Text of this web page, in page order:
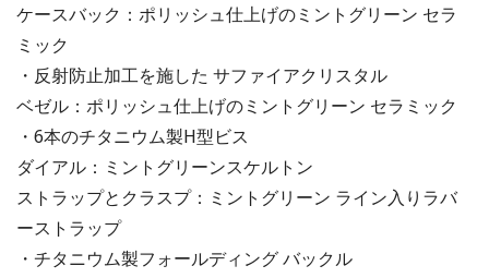
ケースバック：ポリッシュ仕上げのミントグリーン セラ
ミック
・反射防止加工を施した サファイアクリスタル
ベゼル：ポリッシュ仕上げのミントグリーン セラミック
・6本のチタニウム製H型ビス
ダイアル：ミントグリーンスケルトン
ストラップとクラスプ：ミントグリーン ライン入りラバ
ーストラップ
・チタニウム製フォールディング バックル